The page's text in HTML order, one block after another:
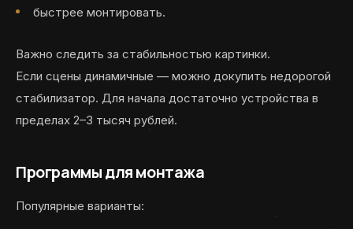
быстрее монтировать.
Важно следить за стабильностью картинки.
Если сцены динамичные — можно докупить недорогой
стабилизатор. Для начала достаточно устройства в
пределах 2–3 тысяч рублей.
Программы для монтажа
Популярные варианты: